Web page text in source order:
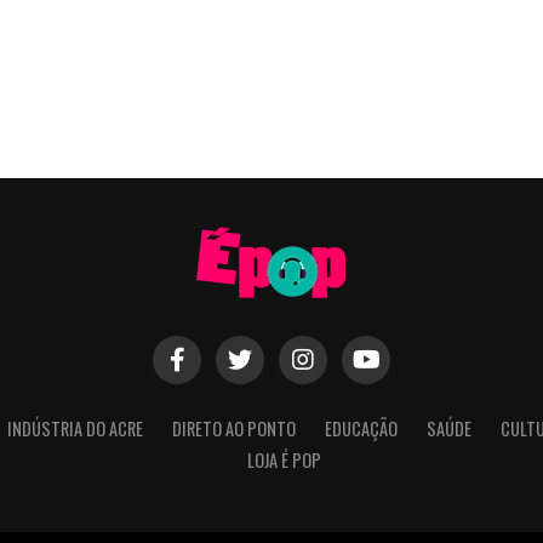
INDÚSTRIA DO ACRE DIRETO AO PONTO EDUCAÇÃO SAÚDE
LOJA É POP